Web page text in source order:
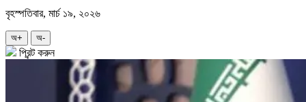
বৃহস্পতিবার, মার্চ ১৯, ২০২৬
অ+ অ-
প্রিন্ট করুন